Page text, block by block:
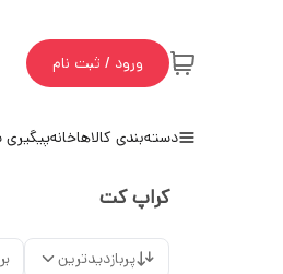
ورود / ثبت نام
دسته‌بندی کالاهاخانه
کراپ کت
پربازدیدترین